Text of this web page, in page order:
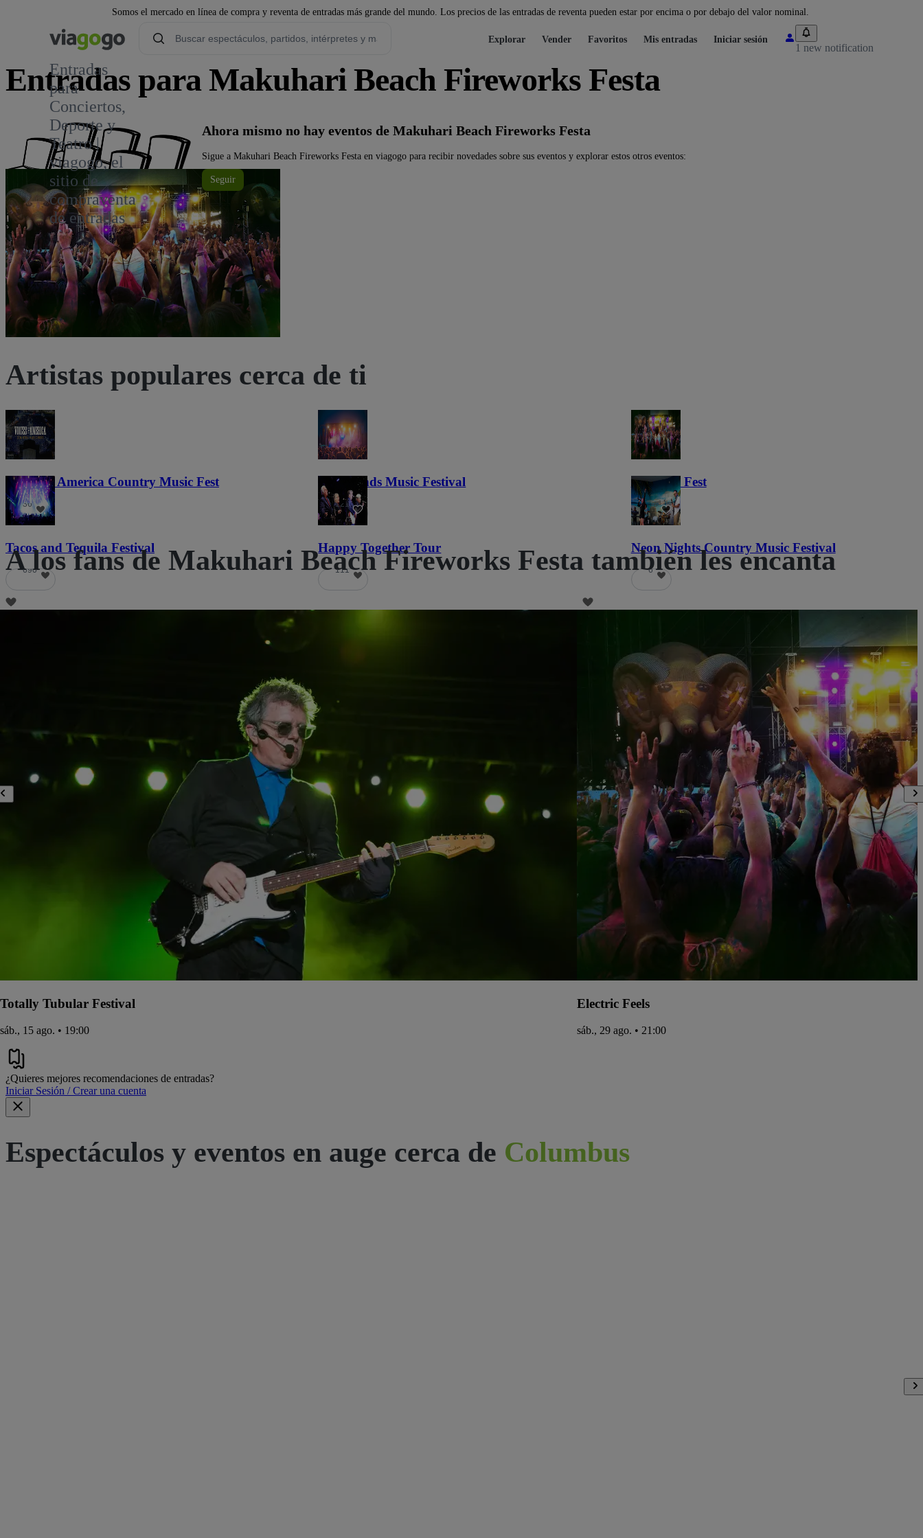
Somos el mercado en línea de compra y reventa de entradas más grande del mundo. Los precios de las entradas de reventa pueden estar por encima o por debajo del valor nominal.
Entradas
para
Conciertos,
Deporte y
Teatro |
viagogo, el
sitio de
compraventa
de entradas
Explorar Vender Favoritos Mis entradas Iniciar sesión
1 new notification
Entradas para Makuhari Beach Fireworks Festa
Ahora mismo no hay eventos de Makuhari Beach Fireworks Festa
Sigue a Makuhari Beach Fireworks Festa en viagogo para recibir novedades sobre sus eventos y explorar estos otros eventos:
Seguir
Artistas populares cerca de ti
Voices of America Country Music Fest
36
Lost Lands Music Festival
121
Haunted Fest
58
Tacos and Tequila Festival
690
Happy Together Tour
111
Neon Nights Country Music Festival
6
A los fans de Makuhari Beach Fireworks Festa también les encanta
Totally Tubular Festival
sáb., 15 ago. • 19:00
Electric Feels
sáb., 29 ago. • 21:00
¿Quieres mejores recomendaciones de entradas?
Iniciar Sesión / Crear una cuenta
Espectáculos y eventos en auge cerca de Columbus